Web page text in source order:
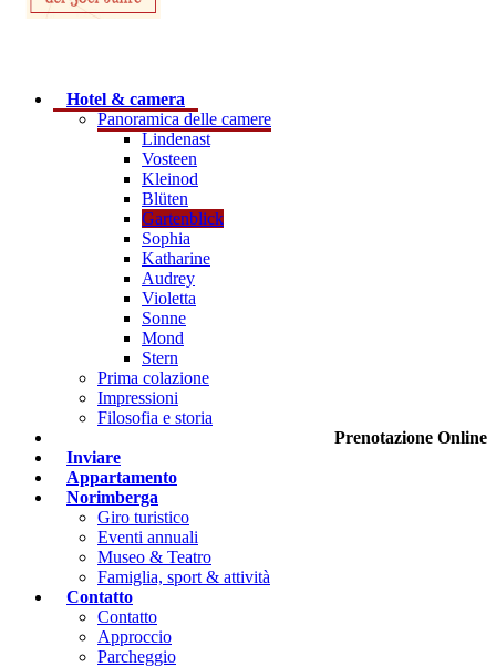
Hotel & camera
Panoramica delle camere
Lindenast
Vosteen
Kleinod
Blüten
Gartenblick
Sophia
Katharine
Audrey
Violetta
Sonne
Mond
Stern
Prima colazione
Impressioni
Filosofia e storia
Prenotazione Online
Inviare
Appartamento
Norimberga
Giro turistico
Eventi annuali
Museo & Teatro
Famiglia, sport & attività
Contatto
Contatto
Approccio
Parcheggio